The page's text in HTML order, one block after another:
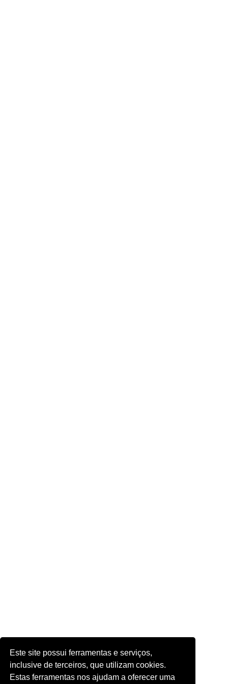
Este site possui ferramentas e serviços,
inclusive de terceiros, que utilizam cookies.
Estas ferramentas nos ajudam a oferecer uma